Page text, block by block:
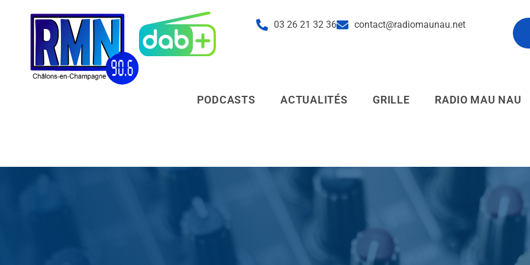
03 26 21 32 36 contact@radiomaunau.net
PODCASTS ACTUALITÉS GRILLE RADIO MAU NAU